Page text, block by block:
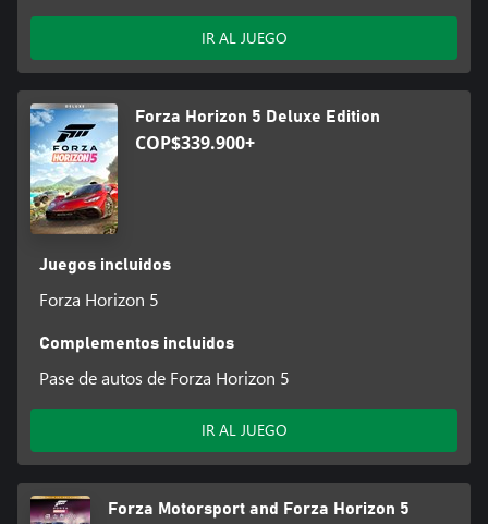
IR AL JUEGO
Forza Horizon 5 Deluxe Edition
COP$339.900+
Juegos incluidos
Forza Horizon 5
Complementos incluidos
Pase de autos de Forza Horizon 5
IR AL JUEGO
Forza Motorsport and Forza Horizon 5